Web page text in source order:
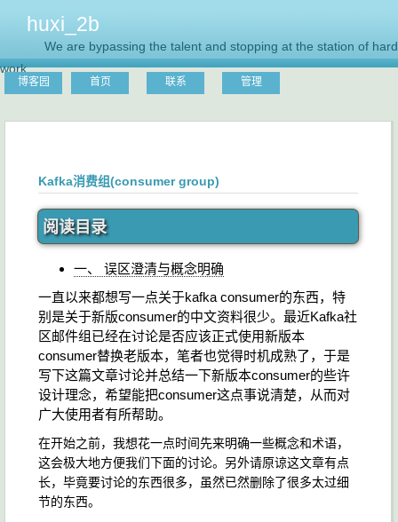
huxi_2b
We are bypassing the talent and stopping at the station of hard
work.
博客园 首页 联系 管理
Kafka消费组(consumer group)
阅读目录
一、 误区澄清与概念明确
一直以来都想写一点关于kafka consumer的东西，特
别是关于新版consumer的中文资料很少。最近Kafka社
区邮件组已经在讨论是否应该正式使用新版本
consumer替换老版本，笔者也觉得时机成熟了，于是
写下这篇文章讨论并总结一下新版本consumer的些许
设计理念，希望能把consumer这点事说清楚，从而对
广大使用者有所帮助。
在开始之前，我想花一点时间先来明确一些概念和术语，
这会极大地方便我们下面的讨论。另外请原谅这文章有点
长，毕竟要讨论的东西很多，虽然已然删除了很多太过细
节的东西。